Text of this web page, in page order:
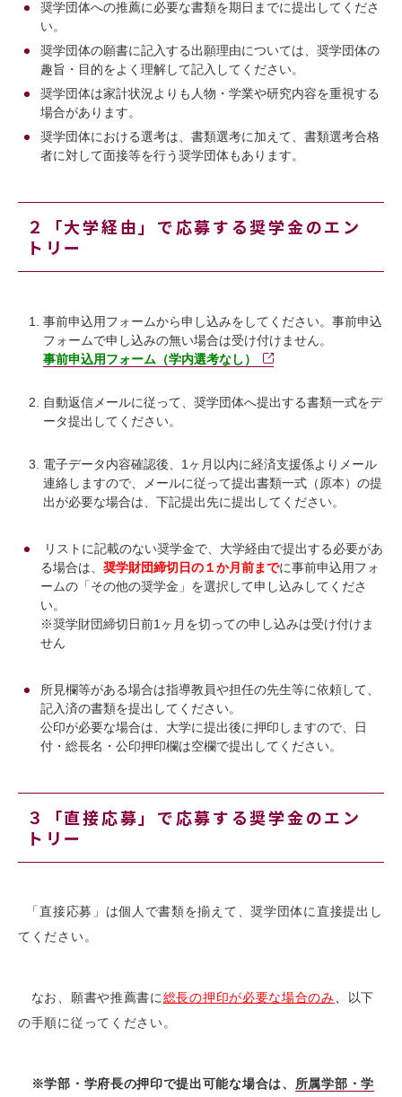
奨学団体への推薦に必要な書類を期日までに提出してくださ
い。
奨学団体の願書に記入する出願理由については、奨学団体の
趣旨・目的をよく理解して記入してください。
奨学団体は家計状況よりも人物・学業や研究内容を重視する
場合があります。
奨学団体における選考は、書類選考に加えて、書類選考合格
者に対して面接等を行う奨学団体もあります。
２「大学経由」で応募する奨学金のエン
トリー
事前申込用フォームから申し込みをしてください。事前申込
フォームで申し込みの無い場合は受け付けません。
事前申込用フォーム（学内選考なし）
自動返信メールに従って、奨学団体へ提出する書類一式をデ
ータ提出してください。
電子データ内容確認後、1ヶ月以内に経済支援係よりメール
連絡しますので、メールに従って提出書類一式（原本）の提
出が必要な場合は、下記提出先に提出してください。
リストに記載のない奨学金で、大学経由で提出する必要があ
る場合は、 奨学財団締切日の１か月前までに事前申込用フォ
ームの「その他の奨学金」を選択して申し込みしてくださ
い。
※奨学財団締切日前1ヶ月を切っての申し込みは受け付けま
せん
所見欄等がある場合は指導教員や担任の先生等に依頼して、
記入済の書類を提出してください。
公印が必要な場合は、大学に提出後に押印しますので、日
付・総長名・公印押印欄は空欄で提出してください。
３「直接応募」で応募する奨学金のエン
トリー
「直接応募」は個人で書類を揃えて、奨学団体に直接提出し
てください。
なお、願書や推薦書に総長の押印が必要な場合のみ
以下
の手順に従ってください。
※学部・学府長の押印で提出可能な場合は、 所属学部・学